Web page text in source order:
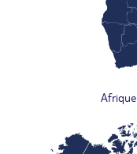
Afrique